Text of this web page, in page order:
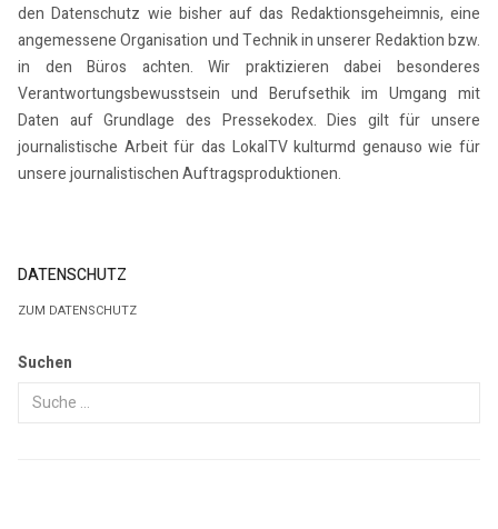
den Datenschutz wie bisher auf das Redaktionsgeheimnis, eine
angemessene Organisation und Technik in unserer Redaktion bzw.
in den Büros achten. Wir praktizieren dabei besonderes
Verantwortungsbewusstsein und Berufsethik im Umgang mit
Daten auf Grundlage des Pressekodex. Dies gilt für unsere
journalistische Arbeit für das LokalTV kulturmd genauso wie für
unsere journalistischen Auftragsproduktionen.
DATENSCHUTZ
ZUM DATENSCHUTZ
Suchen